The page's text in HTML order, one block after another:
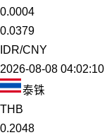
0.0004
0.0379
IDR/CNY
2026-08-08 04:02:10
泰铢
THB
0.2048